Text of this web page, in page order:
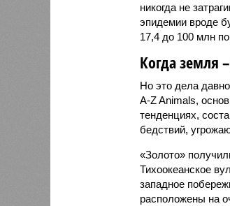
никогда не
эпидемии вроде
17,4 до 100 млн
Когда земля
Но это дела
A-Z Animals,
тенденциях,
бедствий,
«Золото»
Тихоокеанское
западное
расположены на